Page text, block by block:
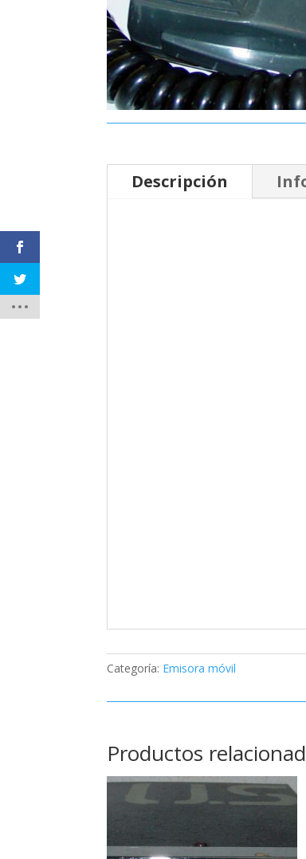
Descripción
Categoría: Emisora móvil
Productos